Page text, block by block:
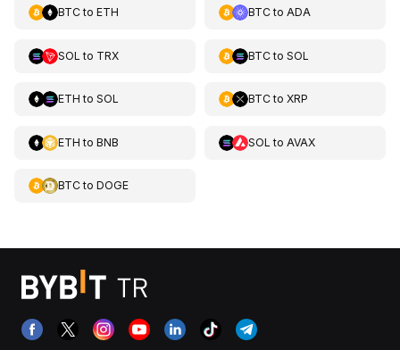
BTCto ETH BTCto ADA
SOL to TRX BTCto SOL
ETH to SOL BTCto XRP
ETH to BNB SOL to AVAX
BTCto DOGE